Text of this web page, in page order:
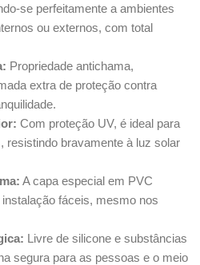
se perfeitamente a ambientes
ou externos, com total
Propriedade antichama,
extra de proteção contra
Com proteção UV, é ideal para
resistindo bravamente à luz solar
A capa especial em PVC
fáceis, mesmo nos
Livre de silicone e substâncias
segura para as pessoas e o meio